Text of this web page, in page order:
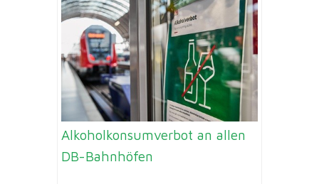
Alkoholkonsumverbot an allen
DB-Bahnhöfen